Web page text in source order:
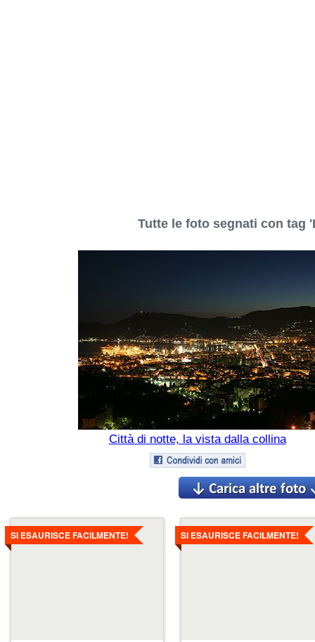
Tutte le foto segnati con tag
Città di notte, la vista dalla collina
SI ESAURISCE FACILMENTE!
Dettagli
SI ESAURISCE FACILMENTE!
Dettagli